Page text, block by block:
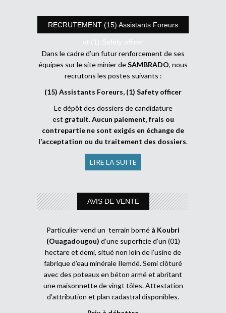
RECRUTEMENT (15) Assistants Foreurs
et (1) Safety officer
Dans le cadre d’un futur renforcement de ses
équipes sur le site minier deSAMBRADO, nous
recrutons les postes suivants :
(15) Assistants Foreurs, (1) Safety officer
Le dépôt des dossiers de candidature
est gratuit.Aucun paiement, frais ou
contrepartie ne sont exigés en échange de
l’acceptation ou du traitement des dossiers.
LIRE LA SUITE
AVIS DE VENTE
Particulier vend un terrain borné à Koubri
(Ouagadougou) d’une superficie d’un (01)
hectare et demi, situé non loin de l’usine de
fabrique d’eau minérale Ilemdé. Semi clôturé
avec des poteaux en béton armé et abritant
une maisonnette de vingt tôles. Attestation
d’attribution et plan cadastral disponibles.